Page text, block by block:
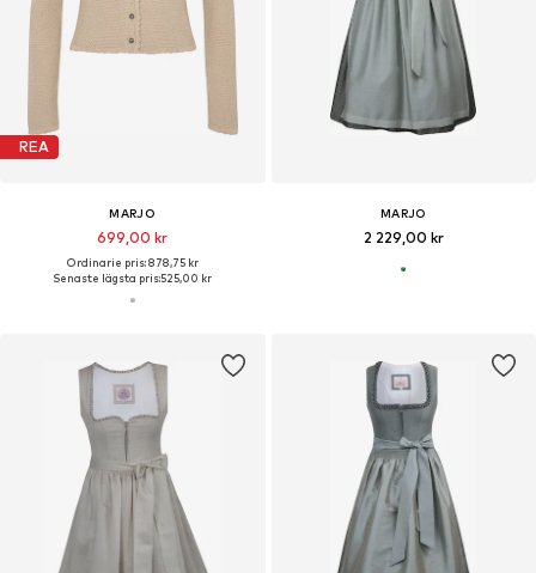
REA
MARJO
699,00 kr
Ordinarie pris: 878,75 kr
Senaste lägsta pris:525,00 kr
MARJO
2 229,00 kr